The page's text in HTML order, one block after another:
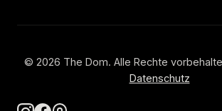
© 2026 The Dom. Alle Rechte
Datenschutz